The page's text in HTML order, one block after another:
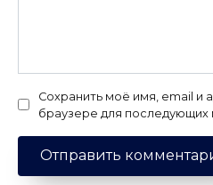
Сохранить моё имя, email и
браузере для последующих